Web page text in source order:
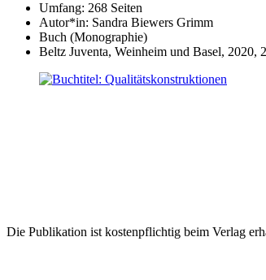
Umfang: 268 Seiten
Autor*in: Sandra Biewers Grimm
Buch (Monographie)
Beltz Juventa, Weinheim und Basel, 2020,
Die Publikation ist kostenpflichtig beim Verlag